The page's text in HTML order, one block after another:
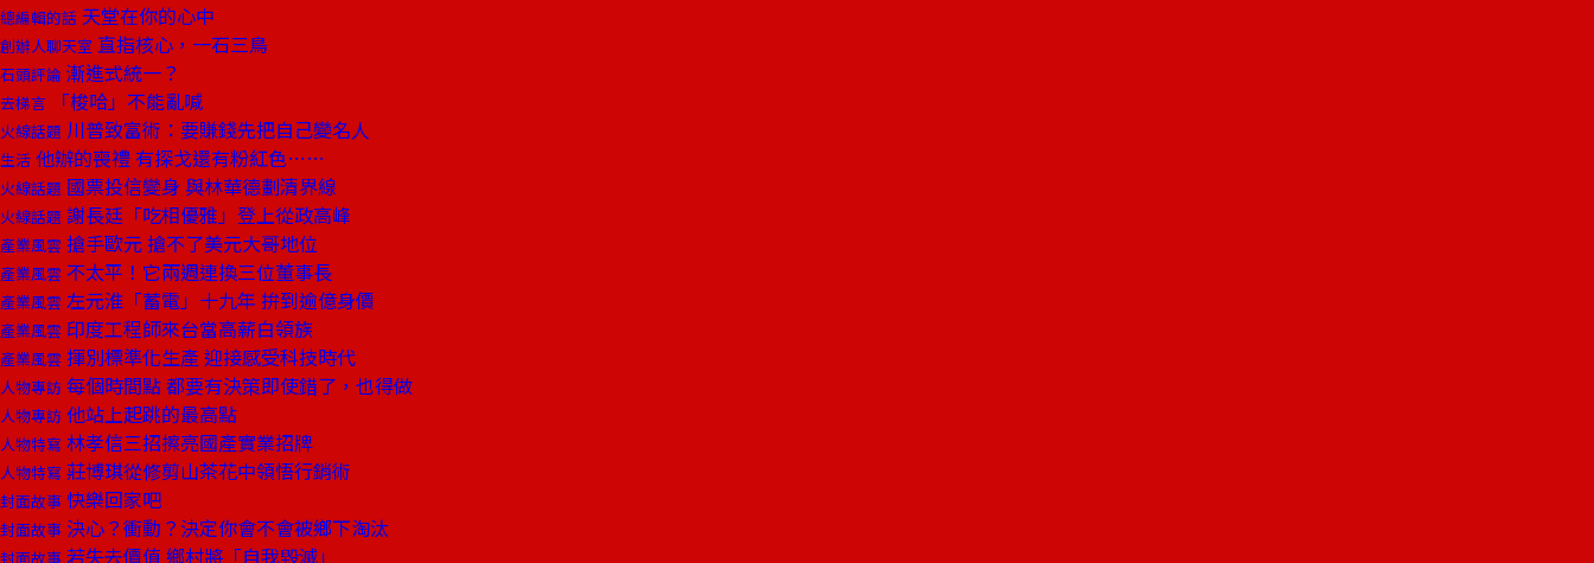
總編輯的話 天堂在你的心中
創辦人聊天室 直指核心，一石三鳥
石頭評論 漸進式統一？
去梯言 「梭哈」不能亂喊
火線話題 川普致富術：要賺錢先把自己變名人
生活 他辦的喪禮 有探戈還有粉紅色……
火線話題 國票投信變身 與林華德劃清界線
火線話題 謝長廷「吃相優雅」登上從政高峰
產業風雲 搶手歐元 搶不了美元大哥地位
產業風雲 不太平！它兩週連換三位董事長
產業風雲 左元淮「蓄電」十九年 拚到逾億身價
產業風雲 印度工程師來台當高薪白領族
產業風雲 揮別標準化生產 迎接感受科技時代
人物專訪 每個時間點 都要有決策即使錯了，也得做
人物專訪 他站上起跳的最高點
人物特寫 林孝信三招擦亮國產實業招牌
人物特寫 莊博琪從修剪山茶花中領悟行銷術
封面故事 快樂回家吧
封面故事 決心？衝動？決定你會不會被鄉下淘汰
封面故事 若失去價值 鄉村將「自我毀滅」